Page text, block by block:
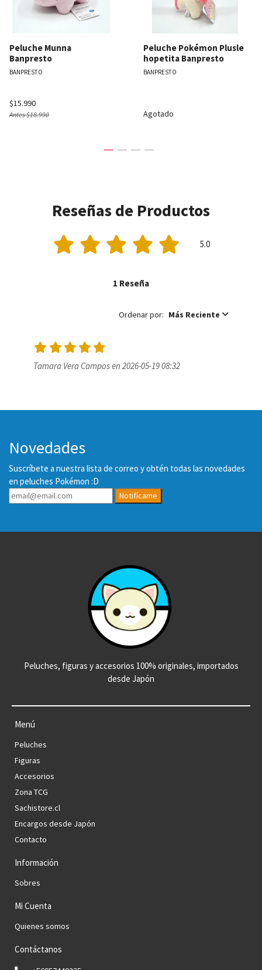
Peluche Munna
Banpresto
BANPRESTO
$15.990
Antes$18.990
Peluche Pokémon Plusle
hopetita Banpresto
BANPRESTO
Agotado
Reseñas de Productos
5.0
1 Reseña
Ordenar por: Más Reciente
Tamara Vera Campos en 2026-05-19 08:32
Novedades
Suscríbete a nuestra lista de correo y obtén todas las novedades
en peluches Pokémon :D
Notifícame
Peluches, figuras y accesorios 100% originales, importados
desde Japón
Menú
Peluches
Figuras
Accesorios
Zona TCG
Sachistore.cl
Encargos desde Japón
Contacto
Información
Sobres
Mi Cuenta
Quienes somos
Contáctanos